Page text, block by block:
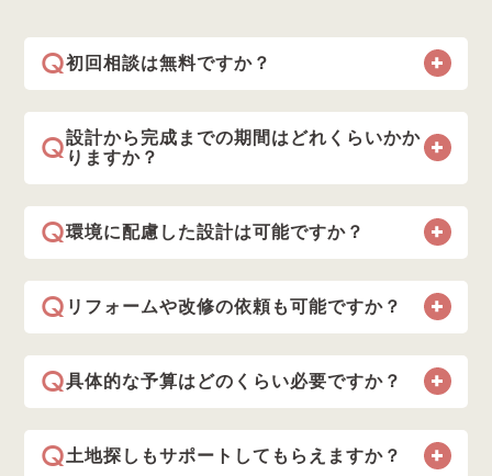
Q初回相談は無料ですか？
Q設計から完成までの期間はどれくらいかか
りますか？
Q環境に配慮した設計は可能ですか？
Q リフォームや改修の依頼も可能ですか？
Q具体的な予算はどのくらい必要ですか？
Q土地探しもサポートしてもらえますか？